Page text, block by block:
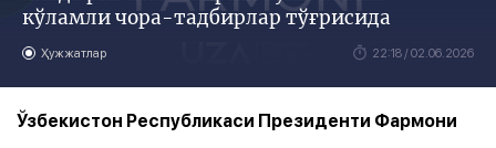
кўламли чора-тадбирлар тўғрисида
Ҳужжатлар 22:18 / 02.06.2026
Ўзбекистон Республикаси Президенти Фармони